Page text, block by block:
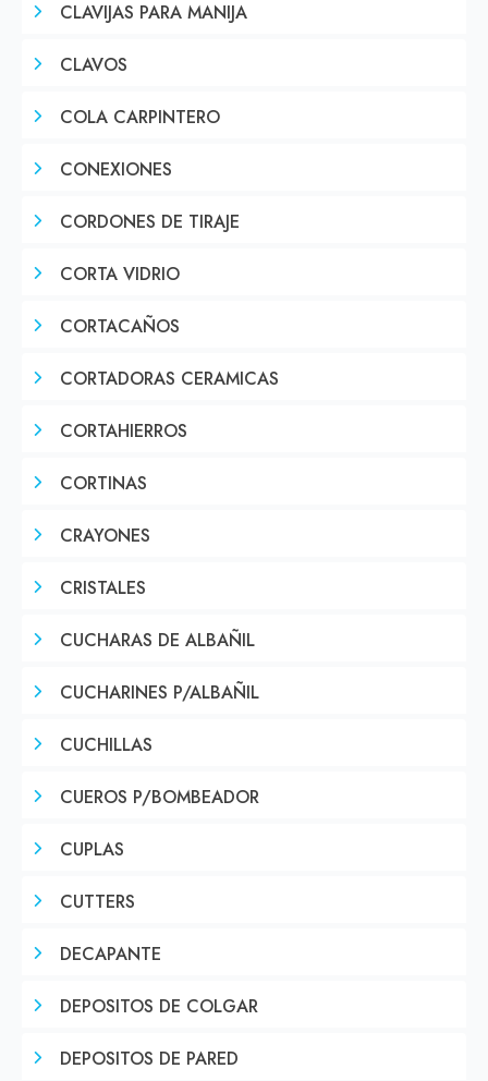
CLAVIJAS PARA MANIJA
CLAVOS
COLA CARPINTERO
CONEXIONES
CORDONES DE TIRAJE
CORTA VIDRIO
CORTACAÑOS
CORTADORAS CERAMICAS
CORTAHIERROS
CORTINAS
CRAYONES
CRISTALES
CUCHARAS DE ALBAÑIL
CUCHARINES P/ALBAÑIL
CUCHILLAS
CUEROS P/BOMBEADOR
CUPLAS
CUTTERS
DECAPANTE
DEPOSITOS DE COLGAR
DEPOSITOS DE PARED